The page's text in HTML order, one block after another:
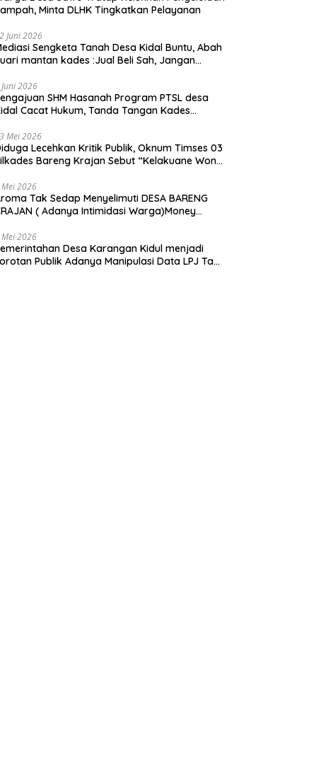
Minta DLHK Tingkatkan Pelayanan
Juni 2026
Sengketa Tanah Desa Kidal Buntu, Abah
mantan kades :Jual Beli Sah, Jangan
Hak Warga.
2026
SHM Hasanah Program PTSL desa
Cacat Hukum, Tanda Tangan Kades
Mei 2026
Lecehkan Kritik Publik, Oknum Timses 03
Bareng Krajan Sebut “Kelakuane Wong
2026
Tak Sedap Menyelimuti DESA BARENG
( Adanya Intimidasi Warga)Money
2026
Desa Karangan Kidul menjadi
Publik Adanya Manipulasi Data LPJ Ta